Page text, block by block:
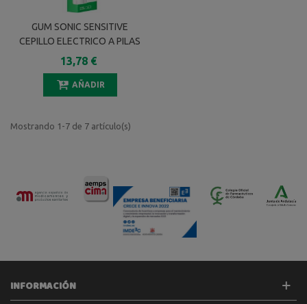
GUM SONIC SENSITIVE
CEPILLO ELECTRICO A PILAS
13,78 €
AÑADIR
Mostrando 1-7 de 7 artículo(s)
INFORMACIÓN